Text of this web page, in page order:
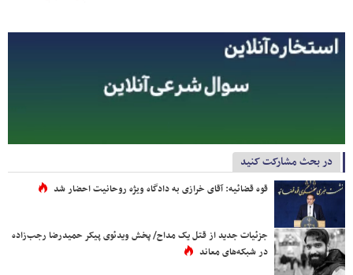
در بحث مشارکت کنید
قوه قضائیه: آقای خرازی به دادگاه ویژه روحانیت احضار شد
جزئیات جدید از قتل یک مداح/ پخش ویدئوی پیکر حمیدرضا رجب‌زاده
در شبکه‌های معاند